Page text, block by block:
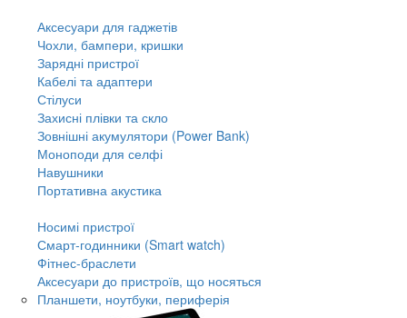
Аксесуари для гаджетів
Чохли, бампери, кришки
Зарядні пристрої
Кабелі та адаптери
Стілуси
Захисні плівки та скло
Зовнішні акумулятори (Power Bank)
Моноподи для селфі
Навушники
Портативна акустика
Носимі пристрої
Смарт-годинники (Smart watch)
Фітнес-браслети
Аксесуари до пристроїв, що носяться
Планшети, ноутбуки, периферія